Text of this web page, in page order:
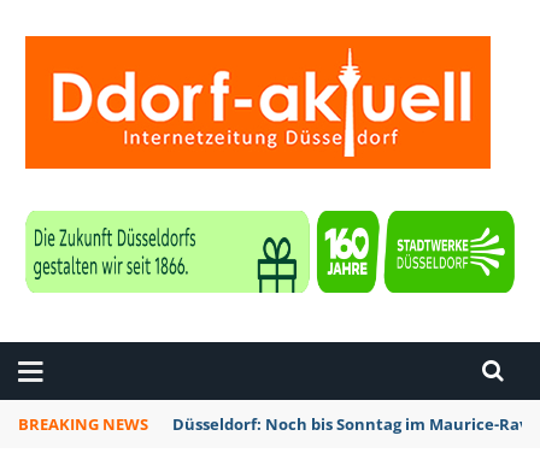
BREAKING NEWS Düsseldorf: Noch bis Sonntag im Maurice-